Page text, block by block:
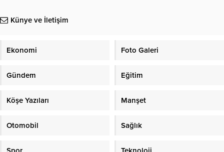
Künye ve İletişim
Ekonomi Foto Galeri
Gündem Eğitim
Köşe Yazıları Manşet
Otomobil Sağlık